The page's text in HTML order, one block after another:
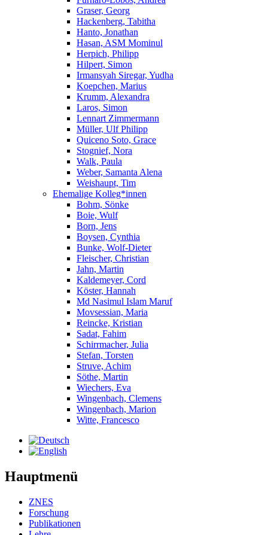
Graser, Georg
Hackenberg, Tabitha
Hanto, Jonathan
Hasan, ASM Mominul
Herpich, Philipp
Hilpert, Simon
Irmansyah Siregar, Yudha
Koepchen, Marius
Krumm, Alexandra
Laros, Simon
Lennart Zimmermann
Müller, Ulf Philipp
Quiceno Soto, Grace
Stognief, Nora
Walk, Paula
Weber, Samanta Alena
Weishaupt, Tim
Ehemalige Kolleg*innen
Bohm, Sönke
Boie, Wulf
Born, Jens
Boysen, Cynthia
Bunke, Wolf-Dieter
Fleischer, Christian
Jahn, Martin
Kaldemeyer, Cord
Köster, Hannah
Md Nasimul Islam Maruf
Movsessian, Maria
Reincke, Kristian
Sadat, Fahim
Schirrmacher, Julia
Stefan, Torsten
Struve, Achim
Söthe, Martin
Wiechers, Eva
Wingenbach, Clemens
Wingenbach, Marion
Witte, Francesco
Hauptmenü
ZNES
Forschung
Publikationen